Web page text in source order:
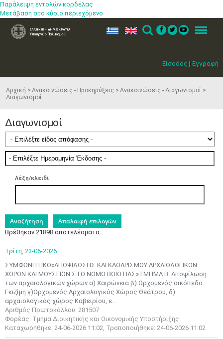
Παράλειψη εντολών κορδέλας
Μετάβαση στο κύριο περιεχόμενο
Είσοδος | Εγγραφή
ελ en Search Menu
Αρχική Ανακοινώσεις - Προκηρύξεις
Ανακοινώσεις - Διαγωνισμοί
Διαγωνισμοί
Διαγωνισμοί
Λέξη/κλειδί
Βρέθηκαν 21898 αποτελέσματα.
Τρίτη, 23-06-2026
ΣΥΜΦΩΝΗΤΙΚΟ«ΑΠΟΨΙΛΩΣΗΣ ΚΑΙ ΚΑΘΑΡΙΣΜΟΥ ΑΡΧΑΙΟΛΟΓΙΚΩΝ
ΧΩΡΩΝ KAI MΟΥΣΕΙΩΝ ΣΤΟ ΝΟΜΟ ΒΟΙΩΤΙΑΣ»ΤΜΗΜΑ Β: Αποψίλωση
των αρχαιολογικών χώρων α) Χαιρώνεια β) Ορχομενός οικόπεδο
Γκιζίμη γ)Ορχομενός Αρχαιολογικός Χώρος Θεάτρου, δ)
αρχαιολογικός χώρος Καβειρίου, ε...
Αριθμός Πρωτοκόλλου: 281507
Φορέας: Τμήμα Διοικητικής και Οικονομικής Υποστήριξης
Καταχωρήθηκε: 24-06-2026 11:02, Τροποποιήθηκε: 24-06-2026 11:02